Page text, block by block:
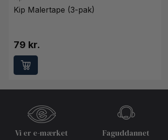
Kip Malertape (3-pak)
79 kr.
Vi er e-mærket Faguddannet